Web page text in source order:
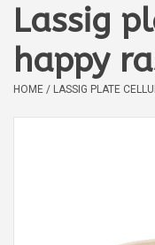
Verzorging
Boekjes
Lassig
happy
HOME / LASSIG PLATE